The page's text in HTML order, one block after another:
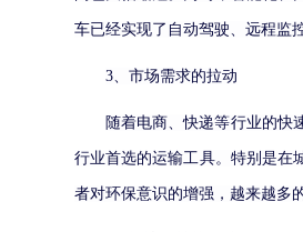
车已经实现了自动驾驶、远程监
3、市场需求的拉动
随着电商、快递等行业的快
行业首选的运输工具。特别是在
者对环保意识的增强，越来越多